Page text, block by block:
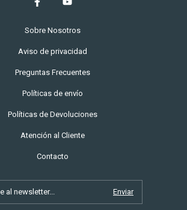
Sobre Nosotros
Aviso de privacidad
Preguntas Frecuentes
Políticas de envío
Políticas de Devoluciones
Atención al Cliente
Contacto